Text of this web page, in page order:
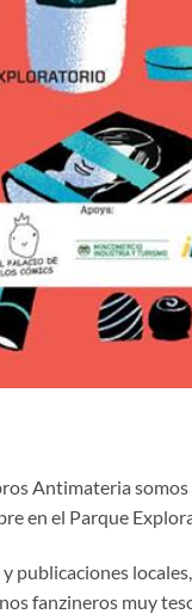
Antimateria
en el Parque
publicaciones
fanzineros muy